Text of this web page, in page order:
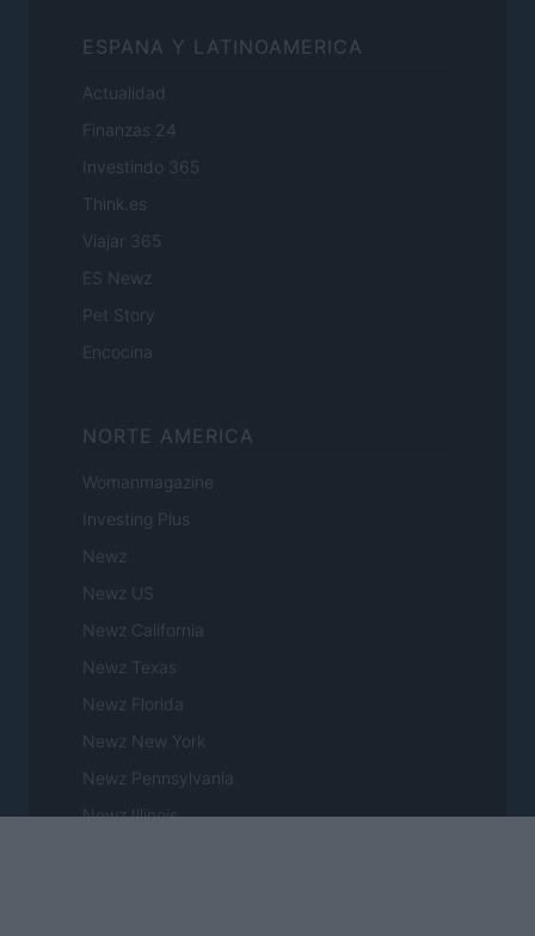
ESPANA Y LATINOAMERICA
Actualidad
Finanzas 24
Investindo 365
Think.es
Viajar 365
ES Newz
Pet Story
Encocina
NORTE AMERICA
Womanmagazine
Investing Plus
Newz
Newz US
Newz California
Newz Texas
Newz Florida
Newz New York
Newz Pennsylvania
Newz Illinois